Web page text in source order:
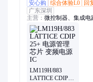
安心购
综合体验L0 回
广东深圳
主营： 微控制器、集成电
isplsi1032-80lt、
LM119H/883
LATTICE CDIP